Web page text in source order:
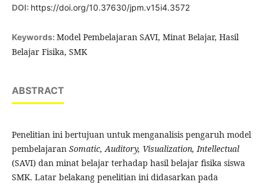
DOI: https://doi.org/10.37630/jpm.v15i4.3572
Keywords: Model Pembelajaran SAVI, Minat Belajar, Hasil
Belajar Fisika, SMK
ABSTRACT
Penelitian ini bertujuan untuk menganalisis pengaruh model
pembelajaran Somatic, Auditory, Visualization, Intellectual
(SAVI) dan minat belajar terhadap hasil belajar fisika siswa
SMK. Latar belakang penelitian ini didasarkan pada